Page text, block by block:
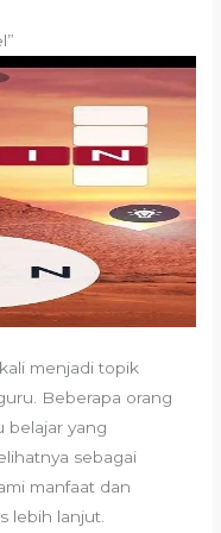
menjadi topik
Beberapa orang
belajar yang
sebagai
manfaat dan
lebih lanjut.